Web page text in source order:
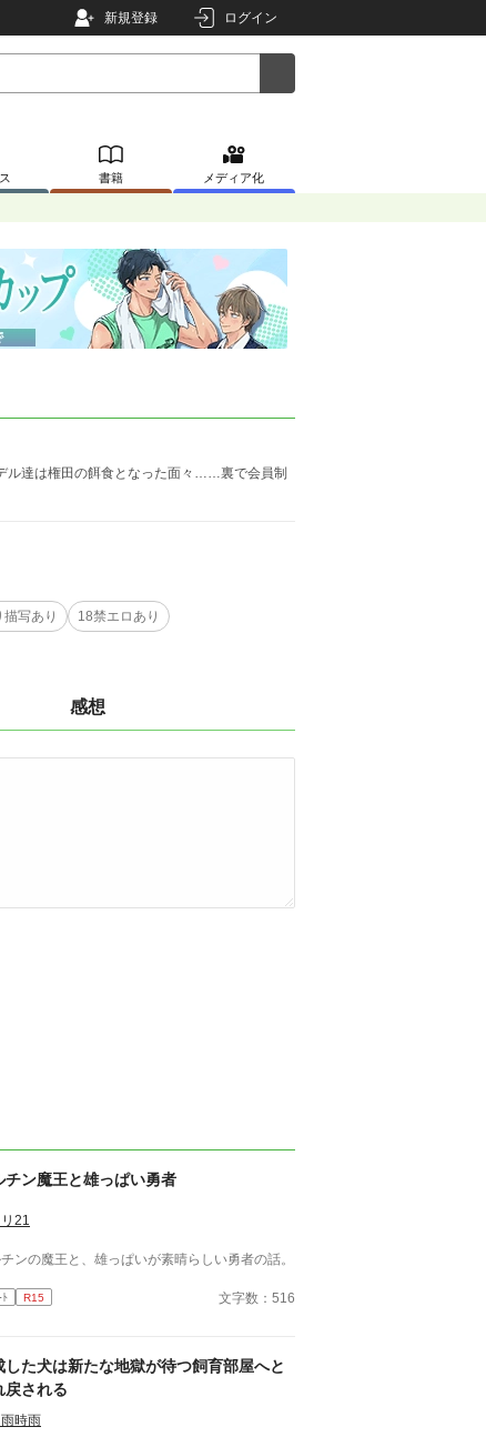
新規登録 ログイン
書籍 メディア化
ル達は権田の餌食となった面々……裏で会員制
写あり 18禁エロあり
感想
チン魔王と雄っぱい勇者
リ21
ンの魔王と、雄っぱいが素晴らしい勇者の話。
ﾄ R15 文字数：516
した犬は新たな地獄が待つ飼育部屋へと
戻される
時雨